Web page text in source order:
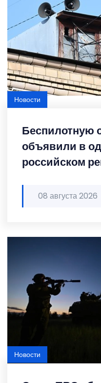
Featured
Беспилотную
объявили в
российском
08 августа 2026
Новости
Новости